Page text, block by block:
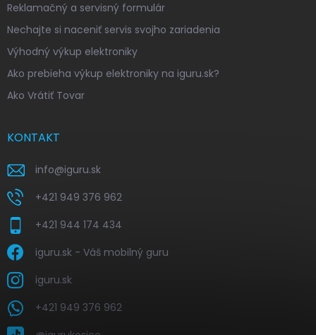
Reklamačný a servisný formulár
Nechajte si naceniť servis svojho zariadenia
Výhodný výkup elektroniky
Ako prebieha výkup elektroniky na iguru.sk?
Ako Vrátiť Tovar
KONTAKT
info@iguru.sk
+421 949 376 962
+421 944 174 434
iguru.sk - Váš mobilný guru
iguru.sk
+421 949 376 962